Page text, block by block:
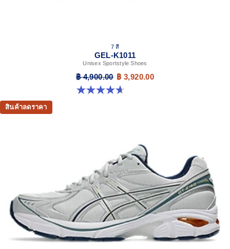
7 สี
GEL-K1011
Unisex Sportstyle Shoes
฿ 4,900.00 ฿ 3,920.00
4.7 จาก 5 ดาว 6 รีวิว
สินค้าลดราคา